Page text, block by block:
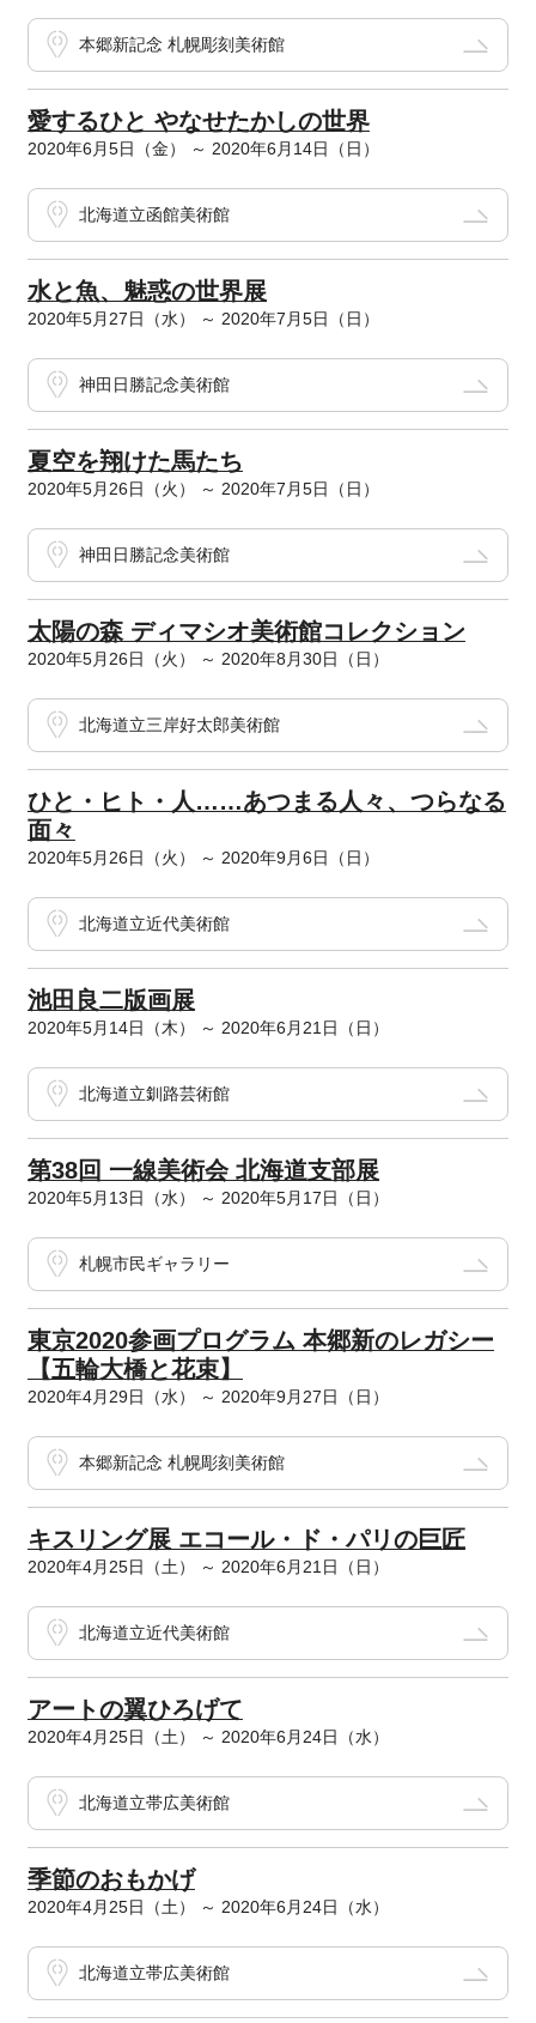
本郷新記念 札幌彫刻美術館
愛するひと やなせたかしの世界
2020年6月5日（金） ～ 2020年6月14日（日）
北海道立函館美術館
水と魚、魅惑の世界展
2020年5月27日（水） ～ 2020年7月5日（日）
神田日勝記念美術館
夏空を翔けた馬たち
2020年5月26日（火） ～ 2020年7月5日（日）
神田日勝記念美術館
太陽の森 ディマシオ美術館コレクション
2020年5月26日（火） ～ 2020年8月30日（日）
北海道立三岸好太郎美術館
ひと・ヒト・人……あつまる人々、つらなる
面々
2020年5月26日（火） ～ 2020年9月6日（日）
北海道立近代美術館
池田良二版画展
2020年5月14日（木） ～ 2020年6月21日（日）
北海道立釧路芸術館
第38回 一線美術会 北海道支部展
2020年5月13日（水） ～ 2020年5月17日（日）
札幌市民ギャラリー
東京2020参画プログラム 本郷新のレガシー
【五輪大橋と花束】
2020年4月29日（水） ～ 2020年9月27日（日）
本郷新記念 札幌彫刻美術館
キスリング展 エコール・ド・パリの巨匠
2020年4月25日（土） ～ 2020年6月21日（日）
北海道立近代美術館
アートの翼ひろげて
2020年4月25日（土） ～ 2020年6月24日（水）
北海道立帯広美術館
季節のおもかげ
2020年4月25日（土） ～ 2020年6月24日（水）
北海道立帯広美術館